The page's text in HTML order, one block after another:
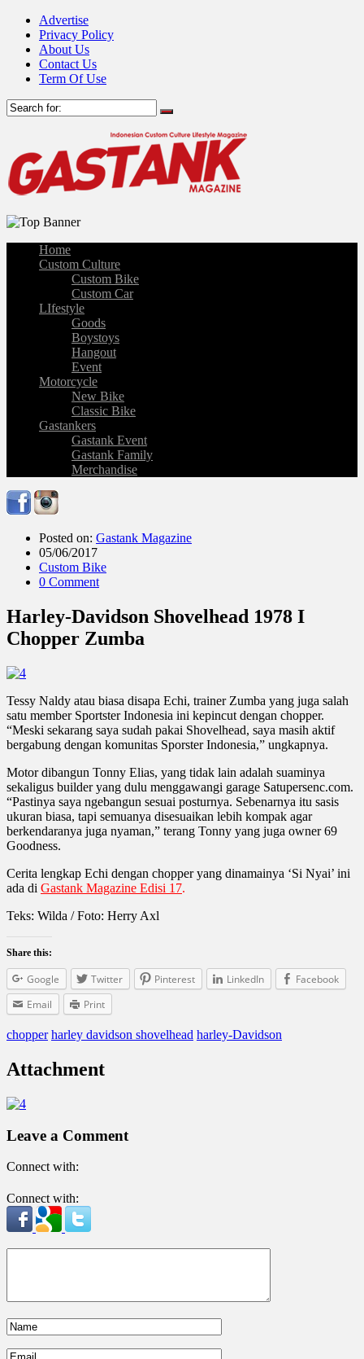
Advertise
Privacy Policy
About Us
Contact Us
Term Of Use
Home
Custom Culture
Custom Bike
Custom Car
LIfestyle
Goods
Boystoys
Hangout
Event
Motorcycle
New Bike
Classic Bike
Gastankers
Gastank Event
Gastank Family
Merchandise
Posted on: Gastank Magazine
05/06/2017
Custom Bike
0 Comment
Harley-Davidson Shovelhead 1978 I
Chopper Zumba
Tessy Naldy atau biasa disapa Echi, trainer Zumba yang juga salah
satu member Sportster Indonesia ini kepincut dengan chopper.
“Meski sekarang saya sudah pakai Shovelhead, saya masih aktif
bergabung dengan komunitas Sporster Indonesia,” ungkapnya.
Motor dibangun Tonny Elias, yang tidak lain adalah suaminya
sekaligus builder yang dulu menggawangi garage Satupersenc.com.
“Pastinya saya ngebangun sesuai posturnya. Sebenarnya itu sasis
ukuran biasa, tapi semuanya disesuaikan lebih kompak agar
berkendaranya juga nyaman,” terang Tonny yang juga owner 69
Goodness.
Cerita lengkap Echi dengan chopper yang dinamainya ‘Si Nyai’ ini
ada di Gastank Magazine Edisi 17.
Teks: Wilda / Foto: Herry Axl
Share this:
Google Twitter Pinterest LinkedIn
Facebook
Email
Print
chopper harley davidson shovelhead harley-Davidson
Attachment
Leave a Comment
Connect with:
Connect with: